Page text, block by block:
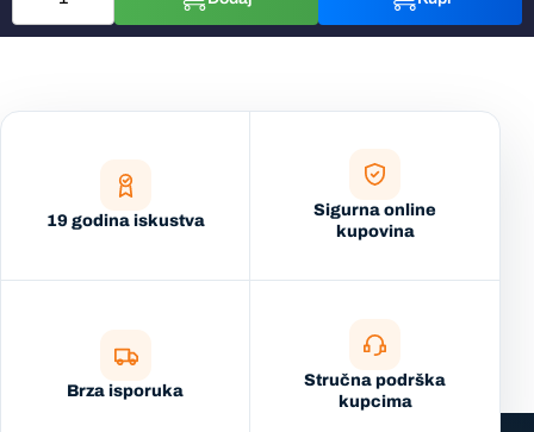
19 godina iskustva
Sigurna online
kupovina
Brza isporuka
Stručna podrška
kupcima